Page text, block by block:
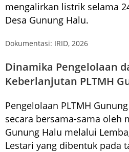
mengalirkan listrik selama
Desa Gunung Halu.
Dokumentasi: IRID, 2026
Dinamika Pengelolaan
Keberlanjutan PLTMH
Pengelolaan PLTMH
secara bersama-sama oleh
Gunung Halu melalui
Lestari yang dibentuk pada